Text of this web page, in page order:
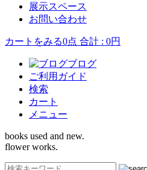
展示スペース
お問い合わせ
カートをみる0点 合計 : 0円
ブログ
ご利用ガイド
検索
カート
メニュー
books used and new.
flower works.